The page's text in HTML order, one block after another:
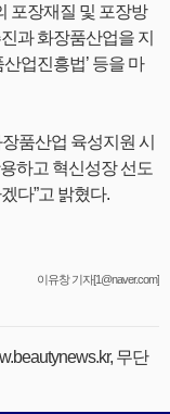
포장재질 및 포장방
과 화장품산업을 지
업진흥법’ 등을 마
품산업 육성지원 시
하고 혁신성장 선도
다”고 밝혔다.
이유창 기자[1@naver.com]
무단